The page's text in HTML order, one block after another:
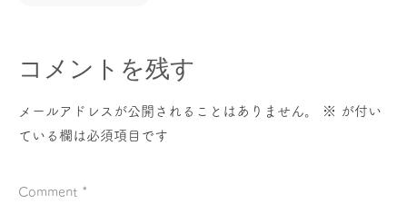
コメントを残す
メールアドレスが公開されることはありません。 ※ が付い
ている欄は必須項目です
Comment *